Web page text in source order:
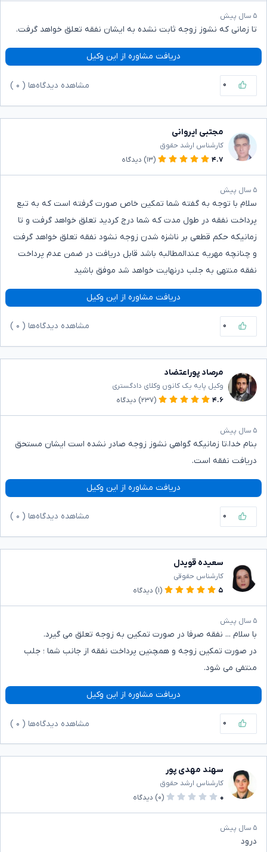
۵ سال پیش
تا زمانی که نشوز زوجه ثابت نشده به ایشان نفقه تعلق خواهد گرفت.
دریافت مشاوره از این وکیل
۰ مشاهده دیدگاه‌ها ( ۰
مجتبی ایروانی
کارشناس ارشد حقوق
۴.۷
(۱۳) دیدگاه
۵ سال پیش
سلام با توجه به گفته شما تمکین خاص صورت گرفته است که به تبع
پرداخت نفقه در طول مدت که شما درج کردید تعلق خواهد گرفت و تا
زمانیکه حکم قطعی بر ناشزه شدن زوجه نشود نفقه تعلق خواهد گرفت
و چنانچه مهریه عندالمطالبه باشد قابل دریافت در ضمن عدم پرداخت
نفقه منتهی به جلب درنهایت خواهد شد موفق باشید
دریافت مشاوره از این وکیل
۰ مشاهده دیدگاه‌ها ( ۰
مرصاد پوراعتضاد
وکیل پایه یک کانون وکلای دادگستری
۴.۶
(۲۳۷) دیدگاه
۵ سال پیش
بنام خدا،تا زمانیکه گواهی نشوز زوجه صادر نشده است ایشان مستحق
دریافت نفقه است.
دریافت مشاوره از این وکیل
۰ مشاهده دیدگاه‌ها ( ۰
سعیده قویدل
کارشناس حقوقی
۵
(۱) دیدگاه
۵ سال پیش
با سلام ... نفقه صرفا در صورت تمکین به زوجه تعلق می گیرد.
در صورت تمکین زوجه و همچنین پرداخت نفقه از جانب شما ؛ جلب
منتفی می شود.
دریافت مشاوره از این وکیل
۰ مشاهده دیدگاه‌ها ( ۰
سهند مهدی پور
کارشناس ارشد حقوق
۰
(۰) دیدگاه
۵ سال پیش
درود